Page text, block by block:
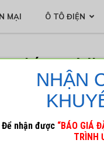
MẠI Ô TÔ ĐIỆN
giá xe
18 Tháng 5,
tại Paris
NHẬN
Để nhận được “BÁO GIÁ
TRÌNH